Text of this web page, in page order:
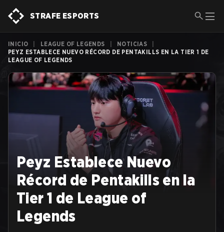
STRAFE ESPORTS
INICIO LEAGUE OF LEGENDS NOTICIAS
PEYZ ESTABLECE NUEVO RÉCORD DE PENTAKILLS EN LA TIER 1 DE
LEAGUE OF LEGENDS
Peyz Establece Nuevo
Récord de Pentakills en la
Tier 1 de League of
Legends